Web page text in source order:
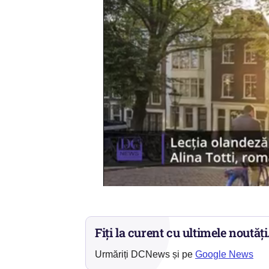
Fiți la curent cu ultimele
Urmăriți DCNews și pe Google News